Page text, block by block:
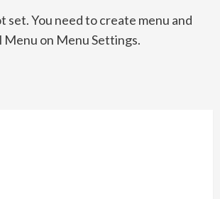
set. You need to create menu and
Menu on Menu Settings.